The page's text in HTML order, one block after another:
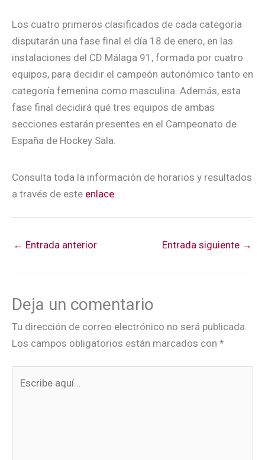
Los cuatro primeros clasificados de cada categoría
disputarán una fase final el día 18 de enero, en las
instalaciones del CD Málaga 91, formada por cuatro
equipos, para decidir el campeón autonómico tanto en
categoría femenina como masculina. Además, esta
fase final decidirá qué tres equipos de ambas
secciones estarán presentes en el Campeonato de
España de Hockey Sala.
Consulta toda la información de horarios y resultados
a través de este enlace
← Entrada anterior Entrada siguiente →
Deja un comentario
Tu dirección de correo electrónico no será publicada.
Los campos obligatorios están marcados con *